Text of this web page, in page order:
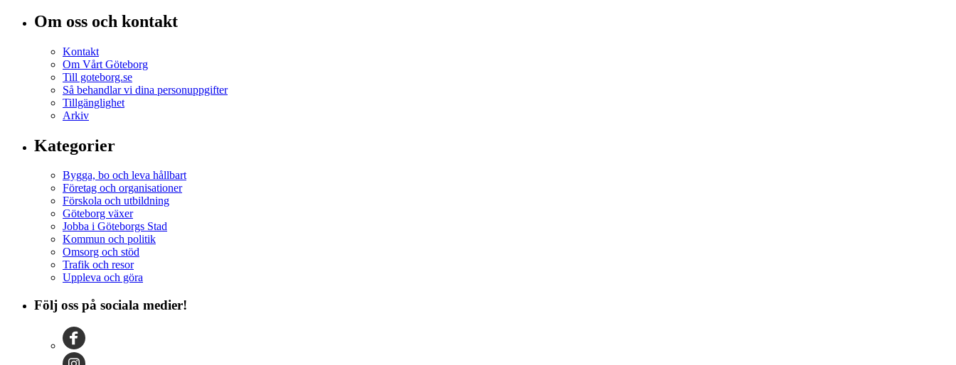
Om oss och kontakt
Kontakt
Om Vårt Göteborg
Till goteborg.se
Så behandlar vi dina personuppgifter
Tillgänglighet
Arkiv
Kategorier
Bygga, bo och leva hållbart
Företag och organisationer
Förskola och utbildning
Göteborg växer
Jobba i Göteborgs Stad
Kommun och politik
Omsorg och stöd
Trafik och resor
Uppleva och göra
Följ oss på sociala medier!